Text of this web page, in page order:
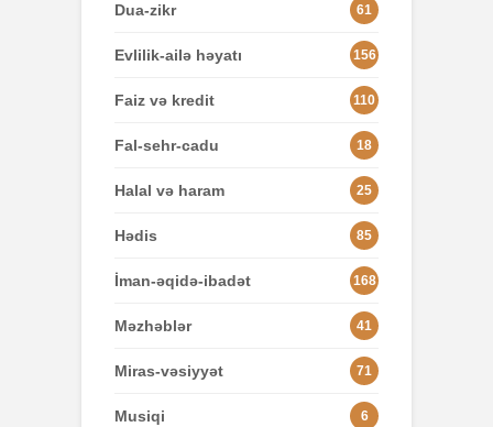
Dua-zikr 61
Evlilik-ailə həyatı 156
Faiz və kredit 110
Fal-sehr-cadu 18
Halal və haram 25
Hədis 85
İman-əqidə-ibadət 168
Məzhəblər 41
Miras-vəsiyyət 71
Musiqi 6